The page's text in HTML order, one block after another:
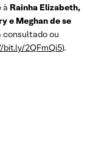
à Rainha Elizabeth,
e Meghan de se
consultado ou
bit.ly/2QFmQi5).